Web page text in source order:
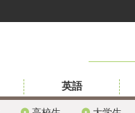
英語